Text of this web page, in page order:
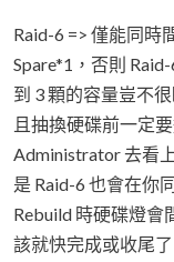
Raid-6 => 僅能同時
Spare*1，否則
到 3 顆的容量豈不很
且抽換硬碟前一定
Administrator 去看
是 Raid-6 也會在你
Rebuild 時硬碟燈會
該就快完成或收尾